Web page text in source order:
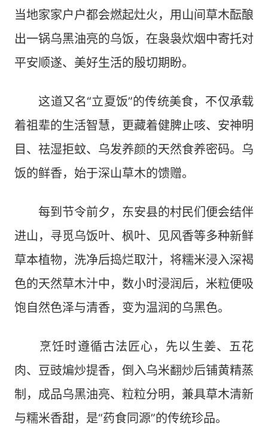
当地家家户户都会燃起灶火，用山间草木酝酿
出一锅乌黑油亮的乌饭，在袅袅炊烟中寄托对
平安顺遂、美好生活的殷切期盼。
这道又名“立夏饭”的传统美食，不仅承载
着祖辈的生活智慧，更藏着健脾止咳、安神明
目、祛湿拒蚊、乌发养颜的天然食养密码。乌
饭的鲜香，始于深山草木的馈赠。
每到节令前夕，东安县的村民们便会结伴
进山，寻觅乌饭叶、枫叶、见风香等多种新鲜
草本植物，洗净后捣烂取汁，将糯米浸入深褐
色的天然草木汁中，数小时浸润后，米粒便吸
饱自然色泽与清香，变为温润的乌黑色。
烹饪时遵循古法匠心，先以生姜、五花
肉、豆豉煸炒提香，倒入乌米翻炒后铺黄精蒸
制，成品乌黑油亮、粒粒分明，兼具草木清新
与糯米香甜，是“药食同源”的传统珍品。